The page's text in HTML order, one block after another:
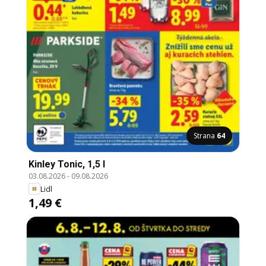
Strana 64
Kinley Tonic, 1,5 l
03.08.2026- 09.08.2026
Lidl
1,49 €